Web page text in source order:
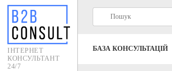
IНТЕРНЕТ
КОНСУЛЬТАНТ
24/7
БАЗА КОНСУЛЬТАЦIЙ